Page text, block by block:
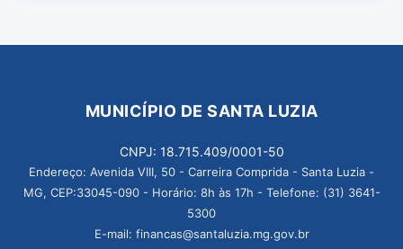
MUNICÍPIO DE SANTA LUZIA
CNPJ: 18.715.409/0001-50
Endereço: Avenida VIII, 50 - Carreira Comprida - Santa Luzia -
MG, CEP:33045-090 - Horário: 8h às 17h - Telefone: (31) 3641-
5300
E-mail: financas@santaluzia.mg.gov.br